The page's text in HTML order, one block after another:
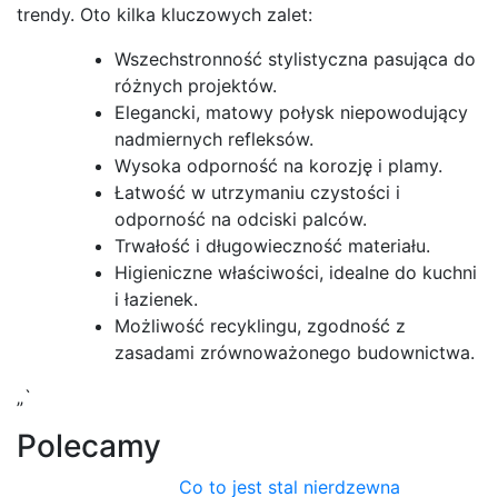
trendy. Oto kilka kluczowych zalet:
Wszechstronność stylistyczna pasująca do
różnych projektów.
Elegancki, matowy połysk niepowodujący
nadmiernych refleksów.
Wysoka odporność na korozję i plamy.
Łatwość w utrzymaniu czystości i
odporność na odciski palców.
Trwałość i długowieczność materiału.
Higieniczne właściwości, idealne do kuchni
i łazienek.
Możliwość recyklingu, zgodność z
zasadami zrównoważonego budownictwa.
„`
Polecamy
Co to jest stal nierdzewna